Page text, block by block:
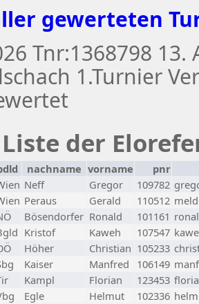
gewerteten
Tnr:1368798
1.Turnier
der
nachname vorname
pnr
Neff Gregor 109782
Peraus Gerald 110512
Bösendorfer Ronald 101161
Kristof Kaweh 107547
Höher Christian 105233
Kaiser Manfred 106149
Kampl Florian 123453
Egle Helmut 102336